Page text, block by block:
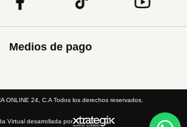
Medios de pago
ONLINE 24, C.A Todos los derechos reservados.
Virtual desarrollada por